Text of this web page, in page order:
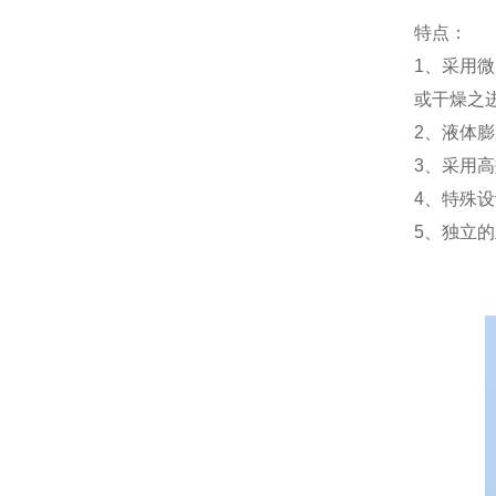
特点：
1、采用
或干燥之
2、液体
3、采用
4、特殊
5、独立